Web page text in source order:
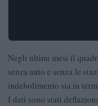
Negli ultimi mesi il
senza auto e senza le
indebolimento sia in
I dati sono stati